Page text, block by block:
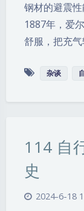
钢材的避震
1887年，爱
舒服，把充
杂谈
114 自
史
2024-6-18